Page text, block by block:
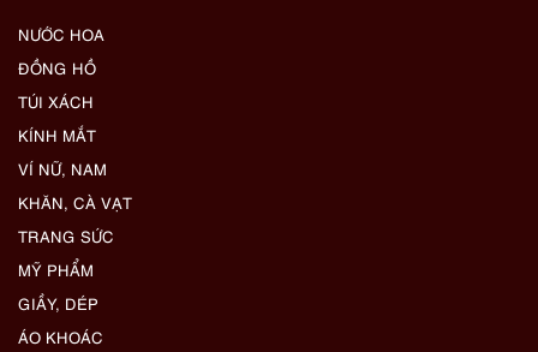
NƯỚC HOA
ĐỒNG HỒ
TÚI XÁCH
KÍNH MẮT
VÍ NỮ, NAM
KHĂN, CÀ VẠT
TRANG SỨC
MỸ PHẨM
GIẦY, DÉP
ÁO KHOÁC